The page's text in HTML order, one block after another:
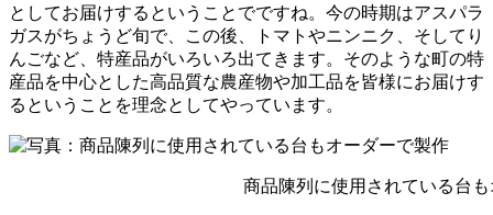
としてお届けするということでですね。今の時期はアスパラ
ガスがちょうど旬で、この後、トマトやニンニク、そしてり
んごなど、特産品がいろいろ出てきます。そのような町の特
産品を中心とした高品質な農産物や加工品を皆様にお届けす
るということを理念としてやっています。
商品陳列に使用されている台